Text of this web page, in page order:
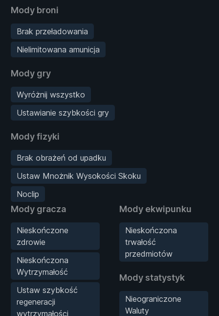
Mody broni
Brak przeładowania
Nielimitowana amunicja
Mody gry
Wyróżnij wszystko
Ustawianie szybkości gry
Mody fizyki
Brak obrażeń od upadku
Ustaw Mnożnik Wysokości Skoku
Noclip
Mody gracza
Nieskończone
zdrowie
Nieskończona
Wytrzymałość
Ustaw szybkość
regeneracji
wytrzymałości
Mody ekwipunku
Nieskończona
trwałość
przedmiotów
Mody statystyk
Nieograniczone
Waluty